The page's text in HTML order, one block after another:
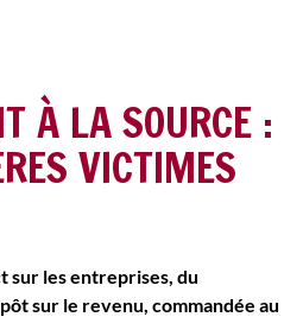
À LA SOURCE :
VICTIMES
sur les entreprises, du
sur le revenu, commandée au